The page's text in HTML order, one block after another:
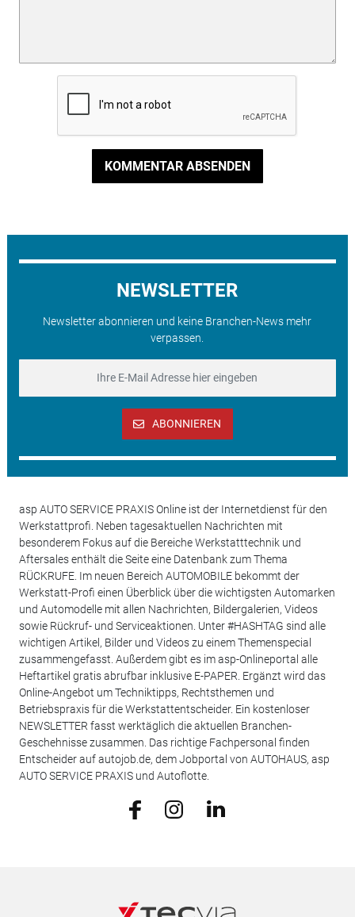
KOMMENTAR ABSENDEN
NEWSLETTER
Newsletter abonnieren und keine Branchen-News mehr
verpassen.
ABONNIEREN
asp AUTO SERVICE PRAXIS Online ist der Internetdienst für den
Werkstattprofi. Neben tagesaktuellen Nachrichten mit
besonderem Fokus auf die Bereiche Werkstatttechnik und
Aftersales enthält die Seite eine Datenbank zum Thema
RÜCKRUFE. Im neuen Bereich AUTOMOBILE bekommt der
Werkstatt-Profi einen Überblick über die wichtigsten Automarken
und Automodelle mit allen Nachrichten, Bildergalerien, Videos
sowie Rückruf- und Serviceaktionen. Unter #HASHTAG sind alle
wichtigen Artikel, Bilder und Videos zu einem Themenspecial
zusammengefasst. Außerdem gibt es im asp-Onlineportal alle
Heftartikel gratis abrufbar inklusive E-PAPER. Ergänzt wird das
Online-Angebot um Techniktipps, Rechtsthemen und
Betriebspraxis für die Werkstattentscheider. Ein kostenloser
NEWSLETTER fasst werktäglich die aktuellen Branchen-
Geschehnisse zusammen. Das richtige Fachpersonal finden
Entscheider auf autojob.de, dem Jobportal von AUTOHAUS, asp
AUTO SERVICE PRAXIS und Autoflotte.